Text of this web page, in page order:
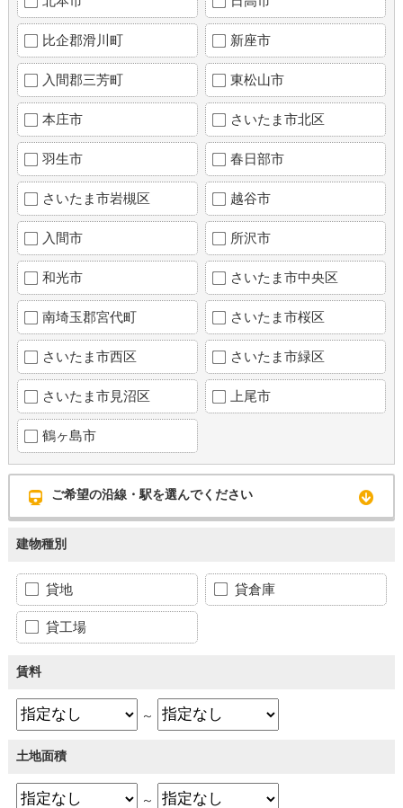
比企郡滑川町 新座市
入間郡三芳町 東松山市
本庄市 さいたま市北区
羽生市 春日部市
さいたま市岩槻区 越谷市
入間市 所沢市
和光市 さいたま市中央区
南埼玉郡宮代町 さいたま市桜区
さいたま市西区 さいたま市緑区
さいたま市見沼区 上尾市
鶴ヶ島市
ご希望の沿線・駅を選んでください
建物種別
貸地 貸倉庫
貸工場
賃料
～
土地面積
～